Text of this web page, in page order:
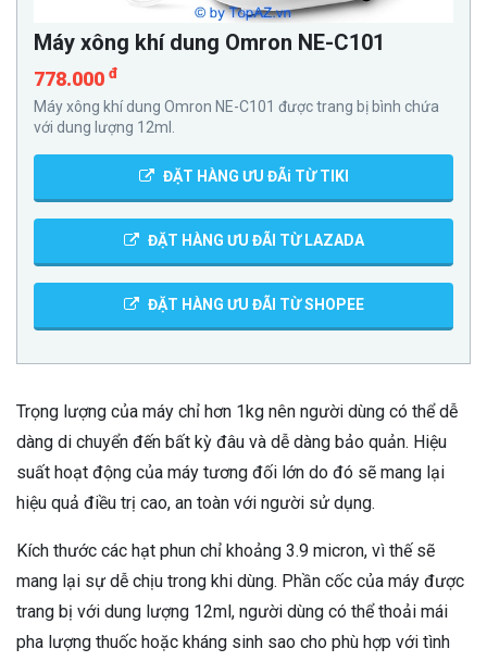
Máy xông khí dung Omron NE-C101
778.000 đ
Máy xông khí dung Omron NE-C101 được trang bị bình chứa
với dung lượng 12ml.
ĐẶT HÀNG ƯU ĐÃi TỪ TIKI
ĐẶT HÀNG ƯU ĐÃI TỪ LAZADA
ĐẶT HÀNG ƯU ĐÃI TỪ SHOPEE
Trọng lượng của máy chỉ hơn 1kg nên người dùng có thể dễ
dàng di chuyển đến bất kỳ đâu và dễ dàng bảo quản. Hiệu
suất hoạt động của máy tương đối lớn do đó sẽ mang lại
hiệu quả điều trị cao, an toàn với người sử dụng.
Kích thước các hạt phun chỉ khoảng 3.9 micron, vì thế sẽ
mang lại sự dễ chịu trong khi dùng. Phần cốc của máy được
trang bị với dung lượng 12ml, người dùng có thể thoải mái
pha lượng thuốc hoặc kháng sinh sao cho phù hợp với tình